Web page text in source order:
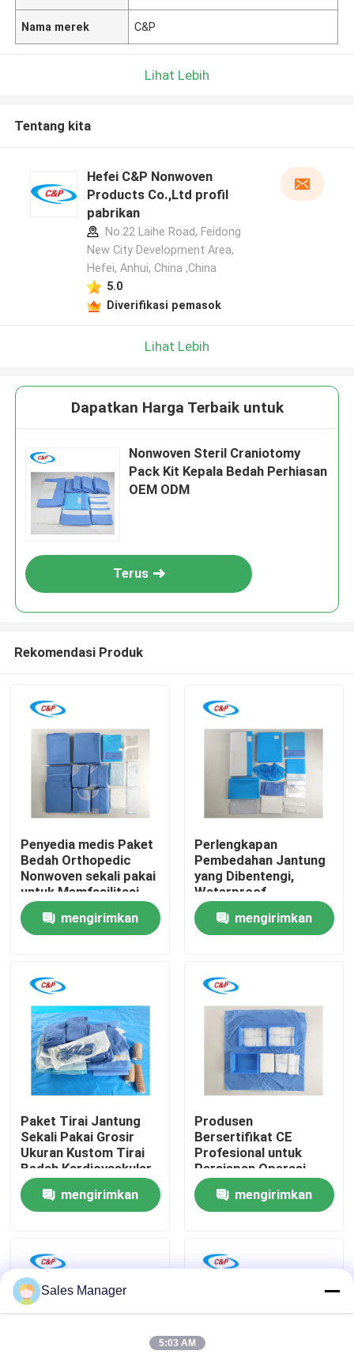
Rumah
video
Pertunjukan VR
Tentang Kami
Tur Pabrik
Kontrol Kualitas
Berita
Nama merek C&P
Lihat Lebih
Tentang kita
Hefei C&P Nonwoven
Products Co.,Ltd profil
pabrikan
No.22 Laihe Road, Feidong
New City Development Area,
Hefei, Anhui, China ,China
5.0
Diverifikasi pemasok
Lihat Lebih
Dapatkan Harga Terbaik untuk
Nonwoven Steril Craniotomy
Pack Kit Kepala Bedah Perhiasan
OEM ODM
Terus
Rekomendasi Produk
Penyedia medis Paket
Bedah Orthopedic
Nonwoven sekali pakai
untuk Memfasilitasi
Prosedur Orthopedic
yang Amanmengirimkan
Perlengkapan
Pembedahan Jantung
yang Dibentengi,
Waterproof,
Disposable Nonwoven
mengirimkan
Paket Tirai Jantung
Sekali Pakai Grosir
Ukuran Kustom Tirai
Bedah Kardiovaskular
mengirimkan
Produsen
Bersertifikat CE
Profesional untuk
Persiapan Operasi
Perut Medis untuk
operasimengirimkan
Sales Manager
5:03 AM